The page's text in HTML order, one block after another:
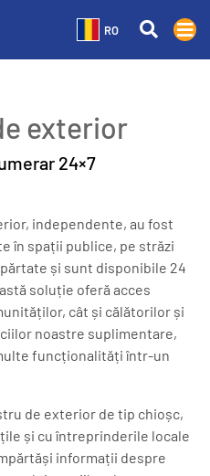
RO
exterior
24×7
independente, au fost
în spații publice, pe străzi
și sunt disponibile 24
soluție oferă acces
cât și călătorilor și
noastre suplimentare,
funcționalități într-un
de exterior de tip chioșc,
și cu întreprinderile locale
informații despre